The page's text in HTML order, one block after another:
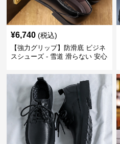
¥6,740 (税込)
【強力グリップ】防滑底 ビジネ
スシューズ - 雪道 滑らない 安心